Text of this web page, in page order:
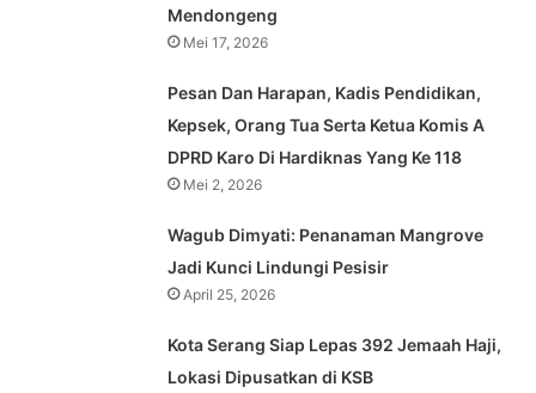
Mendongeng
Mei 17, 2026
Pesan Dan Harapan, Kadis Pendidikan,
Kepsek, Orang Tua Serta Ketua Komis A
DPRD Karo Di Hardiknas Yang Ke 118
Mei 2, 2026
Wagub Dimyati: Penanaman Mangrove
Jadi Kunci Lindungi Pesisir
April 25, 2026
Kota Serang Siap Lepas 392 Jemaah Haji,
Lokasi Dipusatkan di KSB